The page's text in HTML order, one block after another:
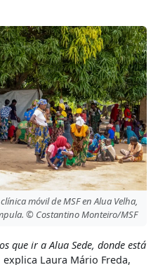
móvil de MSF en Alua Velha,
© Costantino Monteiro/MSF
que ir a Alua Sede, donde está
explica Laura Mário Freda,